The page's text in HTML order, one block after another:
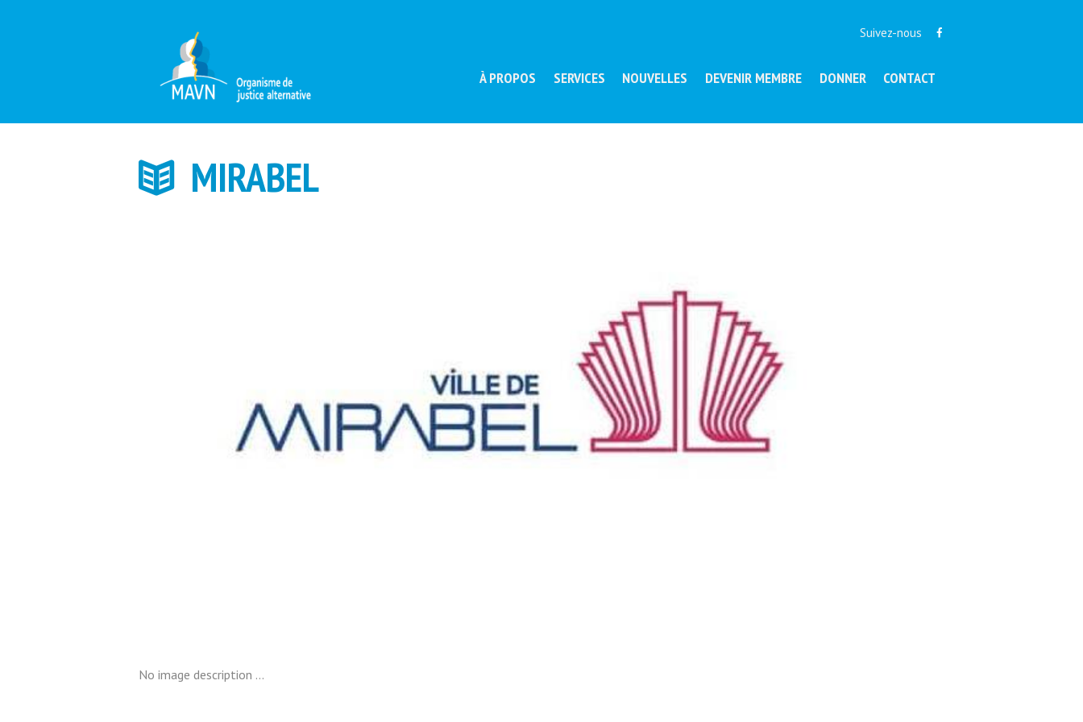
Suivez-nous
À PROPOS SERVICES NOUVELLES DEVENIR MEMBRE DONNER CONTACT
MIRABEL
No image description ...